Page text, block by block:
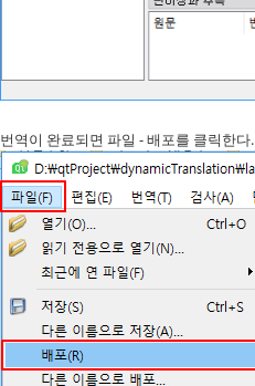
번역이 완료되면 파일 - 배포를 클릭한다.